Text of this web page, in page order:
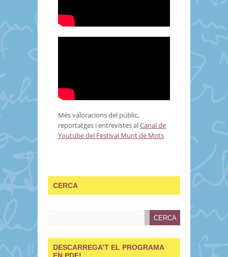
Més valoracions del públic,
reportatges i entrevistes alCanal de
Youtube del Festival Munt de Mots
CERCA
DESCARREGA’T EL PROGRAMA